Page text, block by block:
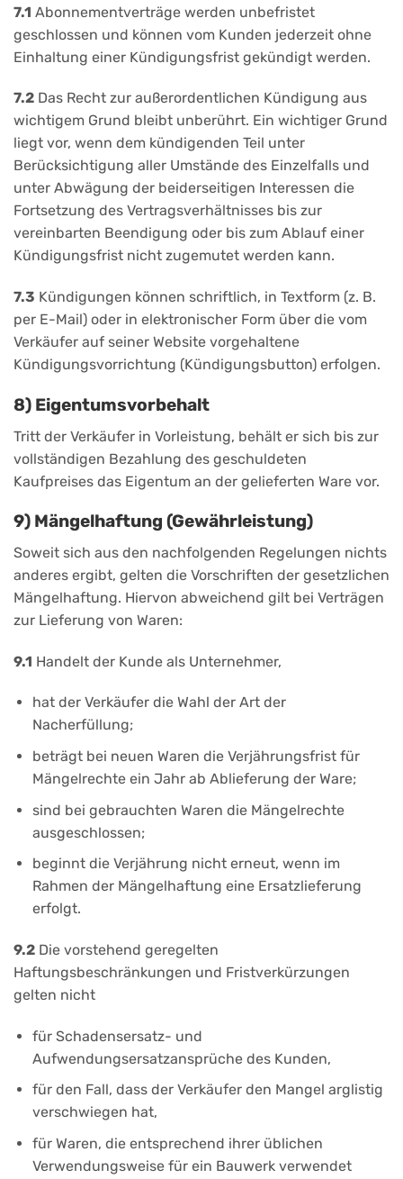
7.1 Abonnementverträge werden unbefristet
geschlossen und können vom Kunden jederzeit ohne
Einhaltung einer Kündigungsfrist gekündigt werden.
7.2 Das Recht zur außerordentlichen Kündigung aus
wichtigem Grund bleibt unberührt. Ein wichtiger Grund
liegt vor, wenn dem kündigenden Teil unter
Berücksichtigung aller Umstände des Einzelfalls und
unter Abwägung der beiderseitigen Interessen die
Fortsetzung des Vertragsverhältnisses bis zur
vereinbarten Beendigung oder bis zum Ablauf einer
Kündigungsfrist nicht zugemutet werden kann.
7.3 Kündigungen können schriftlich, in Textform (z. B.
per E-Mail) oder in elektronischer Form über die vom
Verkäufer auf seiner Website vorgehaltene
Kündigungsvorrichtung (Kündigungsbutton) erfolgen.
8) Eigentumsvorbehalt
Tritt der Verkäufer in Vorleistung, behält er sich bis zur
vollständigen Bezahlung des geschuldeten
Kaufpreises das Eigentum an der gelieferten Ware vor.
9) Mängelhaftung (Gewährleistung)
Soweit sich aus den nachfolgenden Regelungen nichts
anderes ergibt, gelten die Vorschriften der gesetzlichen
Mängelhaftung. Hiervon abweichend gilt bei Verträgen
zur Lieferung von Waren:
9.1 Handelt der Kunde als Unternehmer,
hat der Verkäufer die Wahl der Art der
Nacherfüllung;
beträgt bei neuen Waren die Verjährungsfrist für
Mängelrechte ein Jahr ab Ablieferung der Ware;
sind bei gebrauchten Waren die Mängelrechte
ausgeschlossen;
beginnt die Verjährung nicht erneut, wenn im
Rahmen der Mängelhaftung eine Ersatzlieferung
erfolgt.
9.2 Die vorstehend geregelten
Haftungsbeschränkungen und Fristverkürzungen
gelten nicht
für Schadensersatz- und
Aufwendungsersatzansprüche des Kunden,
für den Fall, dass der Verkäufer den Mangel arglistig
verschwiegen hat,
für Waren, die entsprechend ihrer üblichen
Verwendungsweise für ein Bauwerk verwendet